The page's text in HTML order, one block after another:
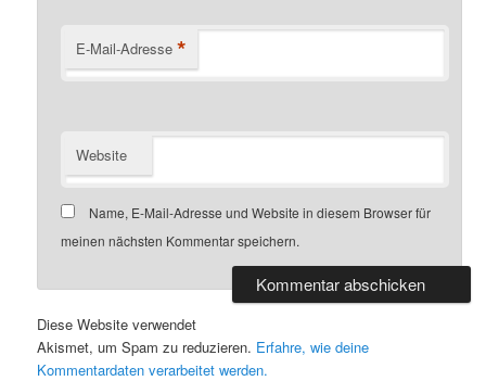
E-Mail-Adresse *
Website
Name, E-Mail-Adresse und Website in diesem Browser für
meinen nächsten Kommentar speichern.
Diese Website verwendet
Akismet, um Spam zu reduzieren. Erfahre, wie deine
Kommentardaten verarbeitet werden.